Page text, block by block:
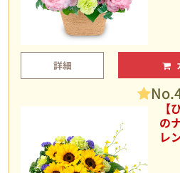
詳細
の
レ